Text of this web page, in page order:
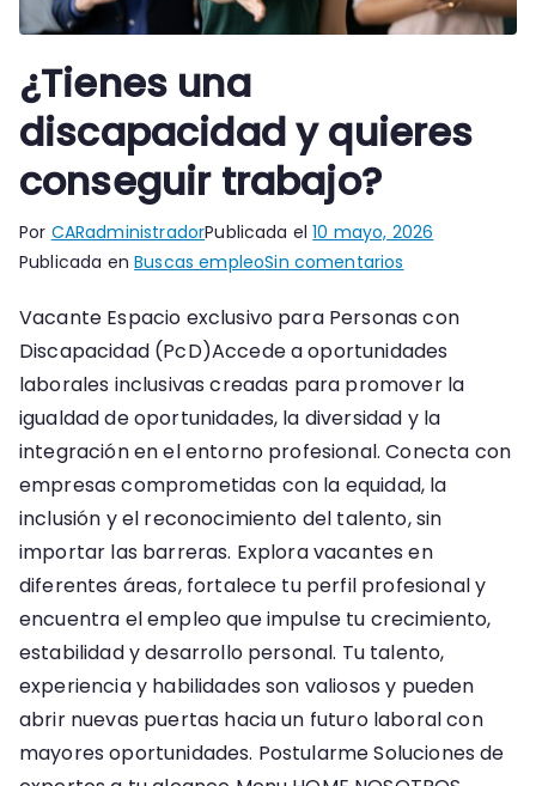
¿Tienes una
discapacidad y quieres
conseguir trabajo?
Por CARadministradorPublicada el10 mayo, 2026
Publicada enBuscas empleoSin comentarios
una
discapacidad
y
quieres
conseguir
Vacante Espacio exclusivo para Personas con
Discapacidad (PcD)Accede a oportunidades
laborales inclusivas creadas para promover la
igualdad de oportunidades, la diversidad y la
integración en el entorno profesional. Conecta con
empresas comprometidas con la equidad, la
inclusión y el reconocimiento del talento, sin
importar las barreras. Explora vacantes en
diferentes áreas, fortalece tu perfil profesional y
encuentra el empleo que impulse tu crecimiento,
estabilidad y desarrollo personal. Tu talento,
experiencia y habilidades son valiosos y pueden
abrir nuevas puertas hacia un futuro laboral con
mayores oportunidades. Postularme Soluciones de